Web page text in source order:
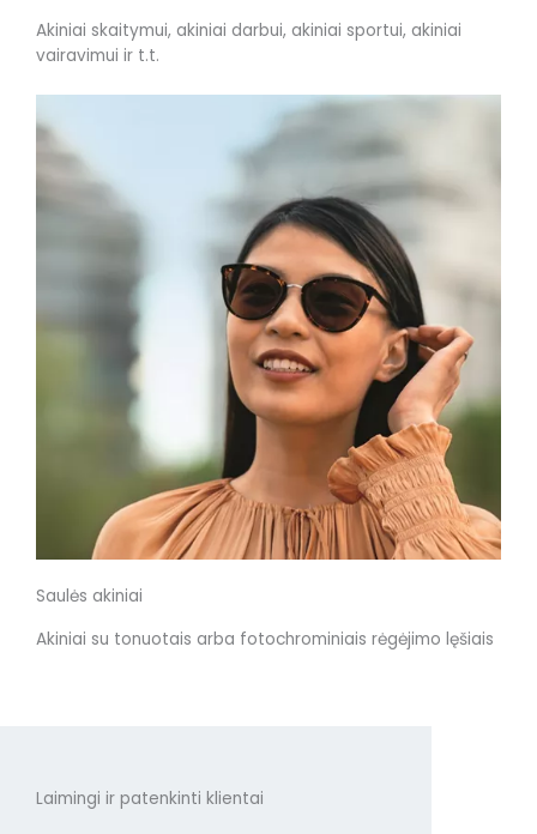
Akiniai skaitymui, akiniai darbui, akiniai sportui, akiniai
vairavimui ir t.t.
Saulės akiniai
Akiniai su tonuotais arba fotochrominiais rėgėjimo lęšiais
Laimingi ir patenkinti klientai